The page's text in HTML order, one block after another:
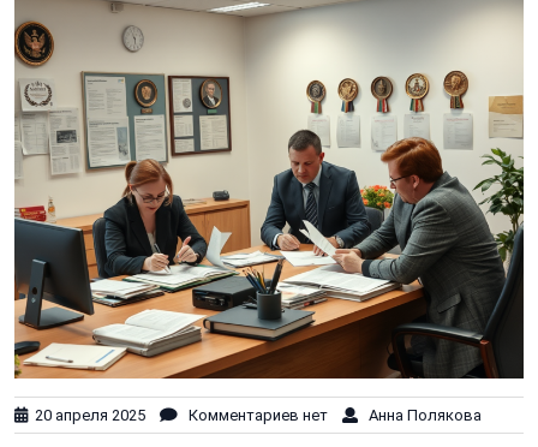
20 апреля 2025 Комментариев нет Анна Полякова